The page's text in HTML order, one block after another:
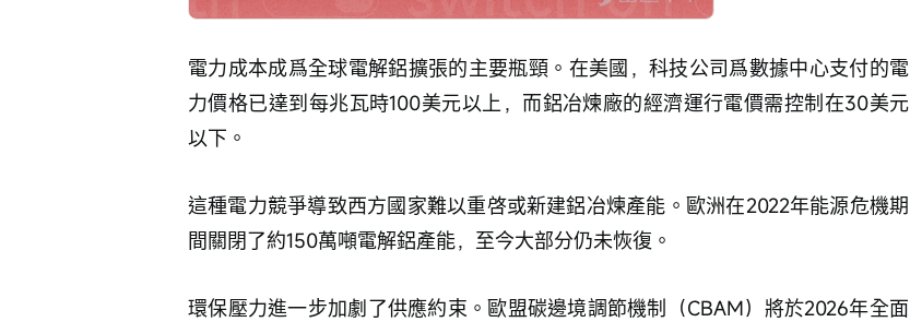
電力成本成爲全球電解鋁擴張的主要瓶頸。在美國，科技公司爲數據中心支付的電
力價格已達到每兆瓦時100美元以上，而鋁冶煉廠的經濟運行電價需控制在30美元
以下。
這種電力競爭導致西方國家難以重啓或新建鋁冶煉產能。歐洲在2022年能源危機期
間關閉了約150萬噸電解鋁產能，至今大部分仍未恢復。
環保壓力進一步加劇了供應約束。歐盟碳邊境調節機制（CBAM）將於2026年全面